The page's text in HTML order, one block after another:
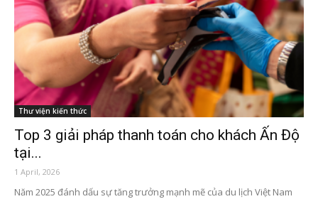
Thư viện kiến thức
Top 3 giải pháp thanh toán cho khách Ấn Độ
tại...
1 April, 2026
Năm 2025 đánh dấu sự tăng trưởng mạnh mẽ của du lịch Việt Nam